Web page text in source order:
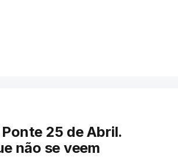
25 de Abril.
não se veem